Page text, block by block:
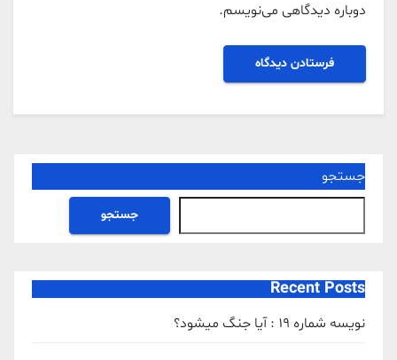
دوباره دیدگاهی می‌نویسم.
جستجو
جستجو
Recent Posts
نویسه شماره 19 : آیا جنگ میشود؟